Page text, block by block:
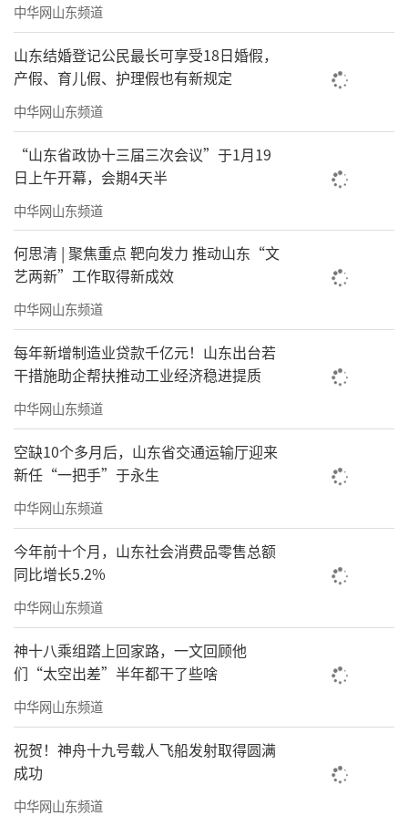
“这种自动速开帐篷卖得最好，特别是家
用大尺寸款，占到了总销量的3成。”德州悦途
户外用品店负责人孙先生告诉记者，折叠桌
椅、烤盘、卡式炉等“露营+烧烤”套装等销售
量也在不断增加。“今年销售额较同期增加近2
0%。”经营户外用品13年，孙先生直言，露营
已从小众爱好转变成广大市民休闲度假、社交
聚会的新生活方式。
对于不想买全套露营装备的市民来说，租
赁成了首选。去年，常先生瞄准市场需求开展
了露营装备租赁业务。“客户以年轻人和亲子
家庭为主。一套包含帐篷、桌椅的基础露营装
备，租赁价格不到百元。”他表示，租赁还省
心，不用操心装备的收纳存放，轻松实现露营
自由。
管理新考题待解
随着露营热度攀升，一系列不文明现象与
管理问题逐渐凸显。
在走访多个景区公共露营点后，记者发
现，部分市民随意丢弃包装纸、饮料瓶、果皮
废纸等垃圾，有的甚至就扔在离垃圾桶几步远
中华网山东频道
山东结婚登记公民最长可享受18日婚假，
产假、育儿假、护理假也有新规定
中华网山东频道
“山东省政协十三届三次会议”于1月19
日上午开幕，会期4天半
中华网山东频道
何思清 | 聚焦重点 靶向发力 推动山东“文
艺两新”工作取得新成效
中华网山东频道
每年新增制造业贷款千亿元！山东出台若
干措施助企帮扶推动工业经济稳进提质
中华网山东频道
空缺10个多月后，山东省交通运输厅迎来
新任“一把手”于永生
中华网山东频道
今年前十个月，山东社会消费品零售总额
同比增长5.2%
中华网山东频道
神十八乘组踏上回家路，一文回顾他
们“太空出差”半年都干了些啥
中华网山东频道
祝贺！神舟十九号载人飞船发射取得圆满
成功
中华网山东频道